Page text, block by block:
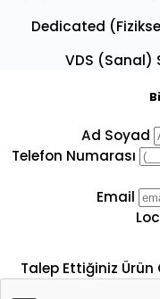
Dedicated
VDS (Sanal)
Ad Soyad
Telefon Numarası
Email
Talep Ettiğiniz Ürün